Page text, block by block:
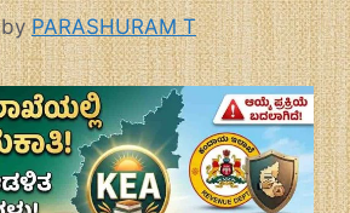
byPARASHURAM T